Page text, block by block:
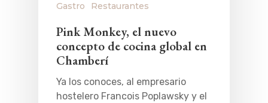
Gastro Restaurantes
Pink Monkey, el nuevo
concepto de cocina global en
Chamberí
Ya los conoces, al empresario
hostelero Francois Poplawsky y el